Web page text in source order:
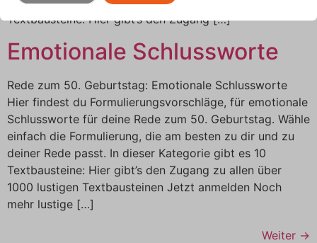
Textbausteine: Hier gibt’s den Zugang […]
Emotionale Schlussworte
Rede zum 50. Geburtstag: Emotionale Schlussworte
Hier findest du Formulierungsvorschläge, für emotionale
Schlussworte für deine Rede zum 50. Geburtstag. Wähle
einfach die Formulierung, die am besten zu dir und zu
deiner Rede passt. In dieser Kategorie gibt es 10
Textbausteine: Hier gibt’s den Zugang zu allen über
1000 lustigen Textbausteinen Jetzt anmelden Noch
mehr lustige […]
Weiter →